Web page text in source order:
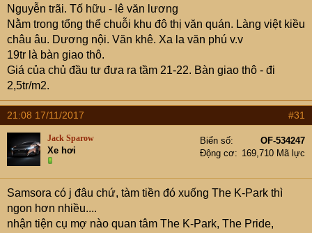
Nguyễn trãi. Tố hữu - lê văn lương
Nằm trong tổng thể chuỗi khu đô thị văn quán. Làng việt kiều
châu âu. Dương nội. Văn khê. Xa la văn phú v.v
19tr là bàn giao thô.
Giá của chủ đầu tư đưa ra tầm 21-22. Bàn giao thô - đi
2,5tr/m2.
21:08 17/11/2017 #31
Jack Sparow
Xe hơi
Biển số
OF-534247
Động cơ
169,710 Mã lực
Samsora có j đâu chứ, tàm tiền đó xuống The K-Park thì
ngon hơn nhiều....
nhận tiện cụ mợ nào quan tâm The K-Park, The Pride,